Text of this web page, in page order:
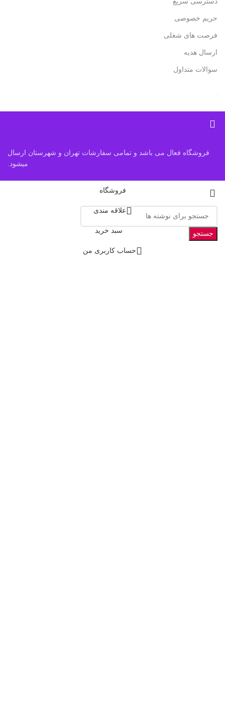
حریم خصوصی
فرصت های شغلی
ارسال هدیه
سوالات متداول
فروشگاه فعال می باشد و تمامی سفارشات تهران و شهرستان ارسال
میشود.
جستجو
فروشگاه
علاقه مندی
سبد خرید
حساب کاربری من